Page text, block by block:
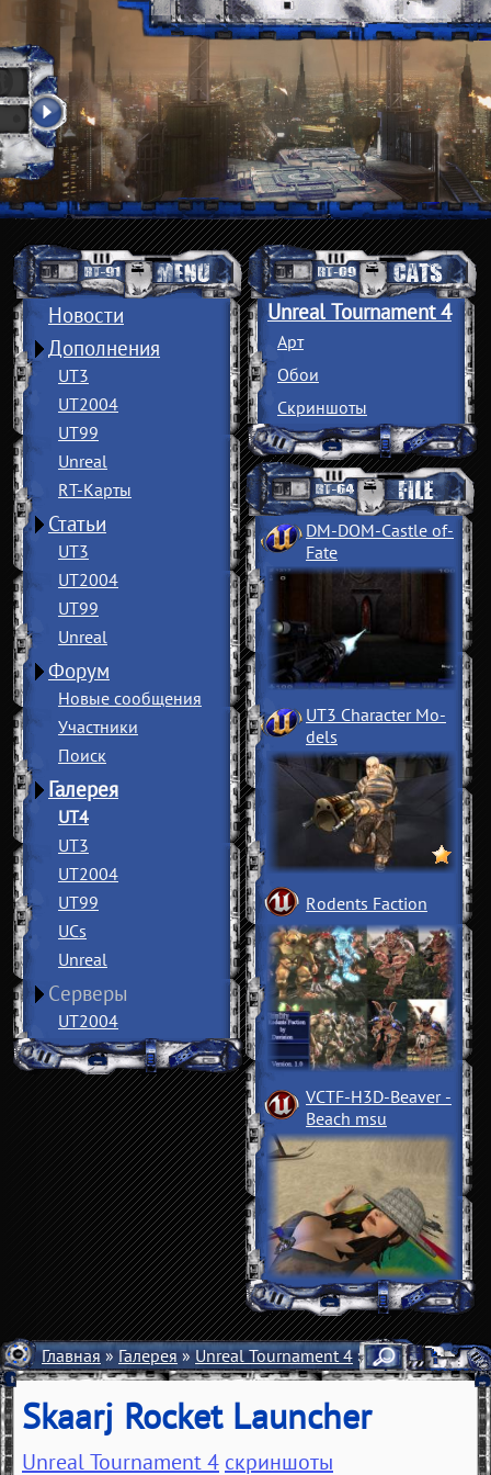
Новости
Дополнения
UT3
UT2004
UT99
Unreal
RT-Карты
Статьи
UT3
UT2004
UT99
Unreal
Форум
Новые сообщения
Участники
Поиск
Галерея
UT4
UT3
UT2004
UT99
UCs
Unreal
Серверы
UT2004
Unreal Tournament 4
Арт
Обои
Скриншоты
DM-DOM-Castle of­
Fate
UT3 Character Mo­
dels
Rodents Faction
VCTF-H3D-Beaver ­
Beach msu
Главная»Галерея»Unreal Tournament 4»Скриншоты»
Skaarj Rocket Launcher
Unreal Tournament 4 скриншоты